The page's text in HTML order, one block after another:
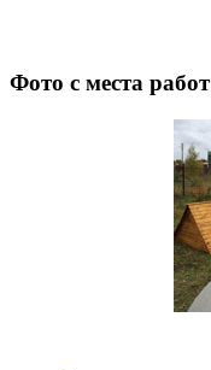
Фото с места работ